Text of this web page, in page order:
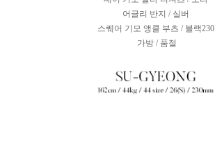
어글리 반지 / 실버
스퀘어 기모 앵클 부츠 / 블랙230
가방 / 품절